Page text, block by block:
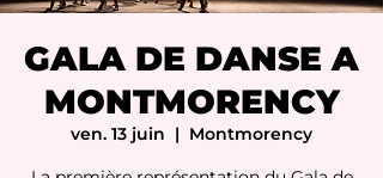
GALA DE DANSE A
MONTMORENCY
ven. 13 juin
  |
Montmorency